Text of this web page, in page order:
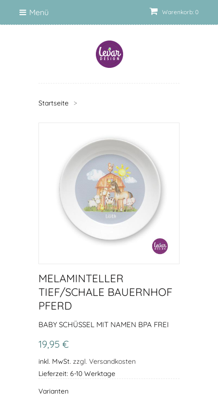
Warenkorb: 0
Menü
Startseite >
MELAMINTELLER
TIEF/SCHALE BAUERNHOF
PFERD
BABY SCHÜSSEL MIT NAMEN BPA FREI
19,95 €
inkl. MwSt. zzgl. Versandkosten
Lieferzeit: 6-10 Werktage
Varianten